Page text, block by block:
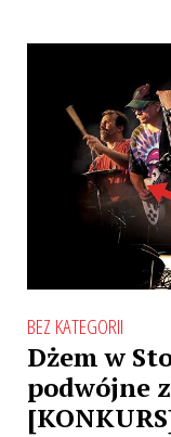
BEZ KATEGORII
Dżem w
podwójne